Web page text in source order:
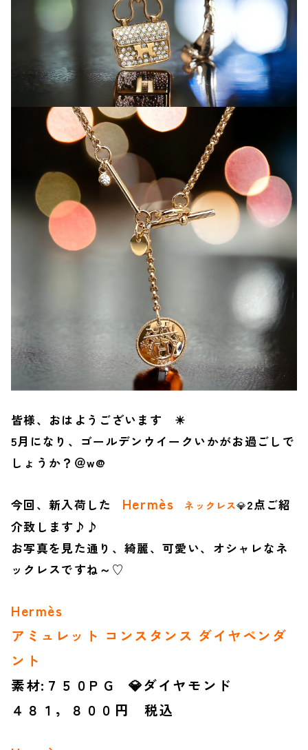
皆様、おはようございます ☀
5月になり、ゴールデンウイークいかがお過ごしで
しょうか？＠w@
今回、新入荷した Hermès ネックレス💎2点ご紹
介致します♪♪
お写真を見た通り、綺麗、可愛い、オシャレなネ
ックレスですね～♡
Hermès
アミュレット コンスタンス ダイヤペンダ
ント
素材:７５０P G 💎ダイヤモンド
４８１，８００円 税込